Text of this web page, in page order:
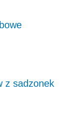
z sadzonek